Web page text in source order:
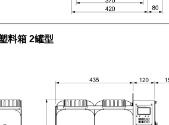
料箱 2罐型